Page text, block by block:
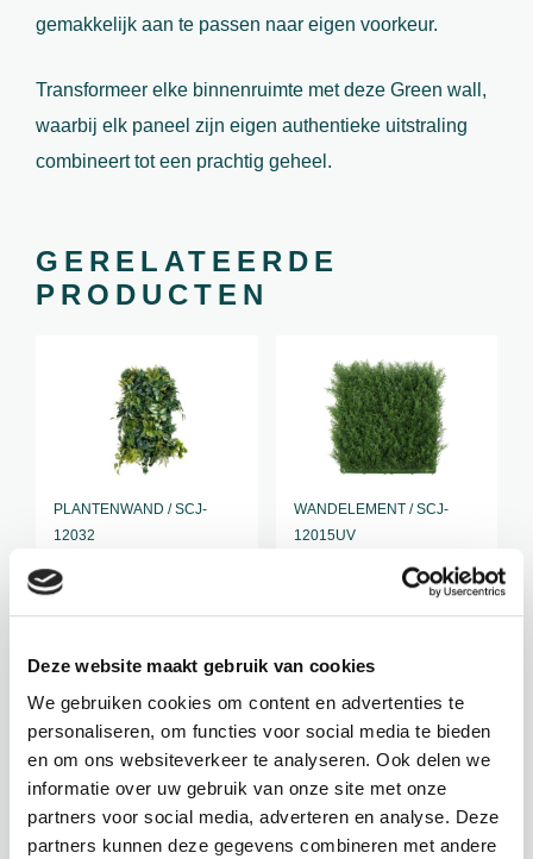
Deze website maakt gebruik van cookies
We gebruiken cookies om content en advertenties te
personaliseren, om functies voor social media te bieden
en om ons websiteverkeer te analyseren. Ook delen we
informatie over uw gebruik van onze site met onze
partners voor social media, adverteren en analyse. Deze
partners kunnen deze gegevens combineren met andere
gemakkelijk aan te passen naar eigen voorkeur.
Transformeer elke binnenruimte met deze Green wall,
waarbij elk paneel zijn eigen authentieke uitstraling
combineert tot een prachtig geheel.
GERELATEERDE
PRODUCTEN
PLANTENWAND / SCJ-
12032
VICTORIA
PLANTENWAND
Hoogte: 100 cm
Breedte: 50 cm
Let op:
wandbekleding
€194,95
incl. BTW
WANDELEMENT / SCJ-
12015UV
PLANTENWAND
Breedte: 100 cm
Let op:
wandbekleding
€99,95
incl. BTW